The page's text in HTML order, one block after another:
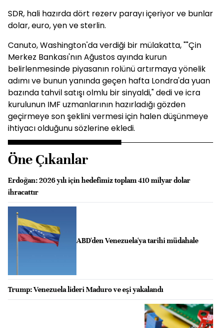
SDR, hali hazırda dört rezerv parayı içeriyor ve bunlar
dolar, euro, yen ve sterlin.
Canuto, Washington'da verdiği bir mülakatta, ""Çin
Merkez Bankası'nın Ağustos ayında kurun
belirlenmesinde piyasanın rolünü artırmaya yönelik
adımı ve bunun yanında geçen hafta Londra'da yuan
bazında tahvil satışı olmlu bir sinyaldi," dedi ve icra
kurulunun IMF uzmanlarının hazırladığı gözden
geçirmeye son şeklini vermesi için halen düşünmeye
ihtiyacı olduğunu sözlerine ekledi.
Öne Çıkanlar
Erdoğan: 2026 yılı için hedefimiz toplam 410 milyar dolar
ihracattır
ABD'den Venezuela'ya tarihi müdahale
Trump: Venezuela lideri Maduro ve eşi yakalandı